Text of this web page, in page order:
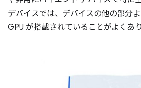
デバイスでは、デバイスの他の部分
GPU が搭載されていることがよくあり